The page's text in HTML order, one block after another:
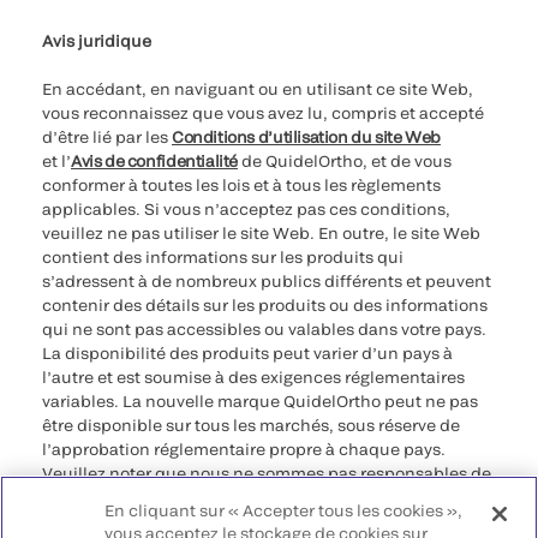
Avis juridique
En accédant, en naviguant ou en utilisant ce site Web,
vous reconnaissez que vous avez lu, compris et accepté
d’être lié par lesConditions d’utilisation du site Web
et l’Avis de confidentialitéde QuidelOrtho, et de vous
conformer à toutes les lois et à tous les règlements
applicables. Si vous n’acceptez pas ces conditions,
veuillez ne pas utiliser le site Web. En outre, le site Web
contient des informations sur les produits qui
s’adressent à de nombreux publics différents et peuvent
contenir des détails sur les produits ou des informations
qui ne sont pas accessibles ou valables dans votre pays.
La disponibilité des produits peut varier d’un pays à
l’autre et est soumise à des exigences réglementaires
variables. La nouvelle marque QuidelOrtho peut ne pas
être disponible sur tous les marchés, sous réserve de
l’approbation réglementaire propre à chaque pays.
Veuillez noter que nous ne sommes pas responsables de
conformes à une procédure légale, à une
En cliquant sur « Accepter tous les cookies »,
vous acceptez le stockage de cookies sur